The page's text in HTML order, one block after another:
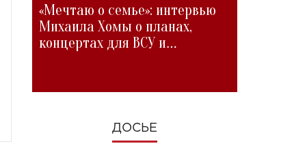
«Мечтаю о семье»: интервью
Михаила Хомы о планах,
концертах для ВСУ и
ДОСЬЕ